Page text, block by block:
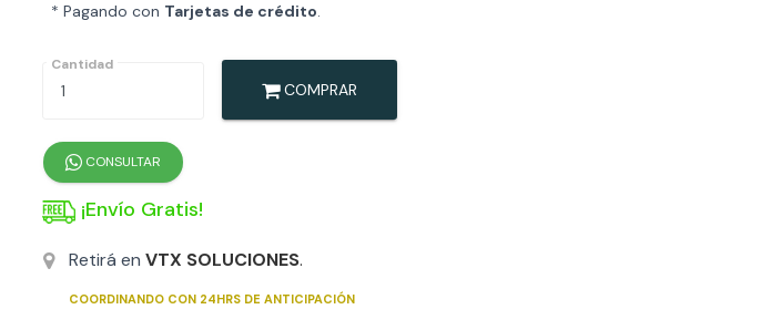
* Pagando con Tarjetas de crédito.
Cantidad
COMPRAR
CONSULTAR
¡Envío Gratis!
Retirá en VTX SOLUCIONES.
COORDINANDO CON 24HRS DE ANTICIPACIÓN